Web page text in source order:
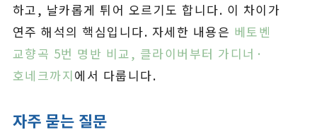
하고, 날카롭게 튀어 오르기도 합니다. 이 차이가
연주 해석의 핵심입니다. 자세한 내용은 베토벤
교향곡 5번 명반 비교, 클라이버부터 가디너·
호네크까지에서 다룹니다.
자주 묻는 질문